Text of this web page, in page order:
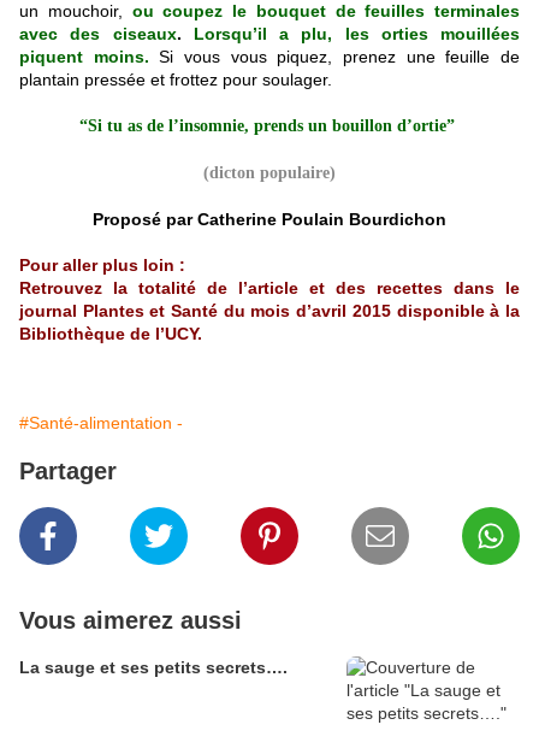
un mouchoir, ou coupez le bouquet de feuilles terminales
avec des ciseaux. Lorsqu’il a plu, les orties mouillées
piquent moins. Si vous vous piquez, prenez une feuille de
plantain pressée et frottez pour soulager.
“Si tu as de l’insomnie, prends un bouillon d’ortie”
(dicton populaire)
Proposé par Catherine Poulain Bourdichon
Pour aller plus loin :
Retrouvez la totalité de l’article et des recettes dans le
journal Plantes et Santé du mois d’avril 2015 disponible à la
Bibliothèque de l’UCY.
#Santé-alimentation -
Partager
Vous aimerez aussi
La sauge et ses petits secrets….